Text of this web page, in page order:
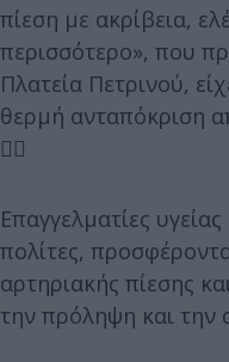
πίεση με ακρίβεια,
περισσότερο», που
Πλατεία Πετρινού,
θερμή ανταπόκριση
🧑‍⚕️
Επαγγελματίες
πολίτες,
αρτηριακής πίεσης
την πρόληψη και την